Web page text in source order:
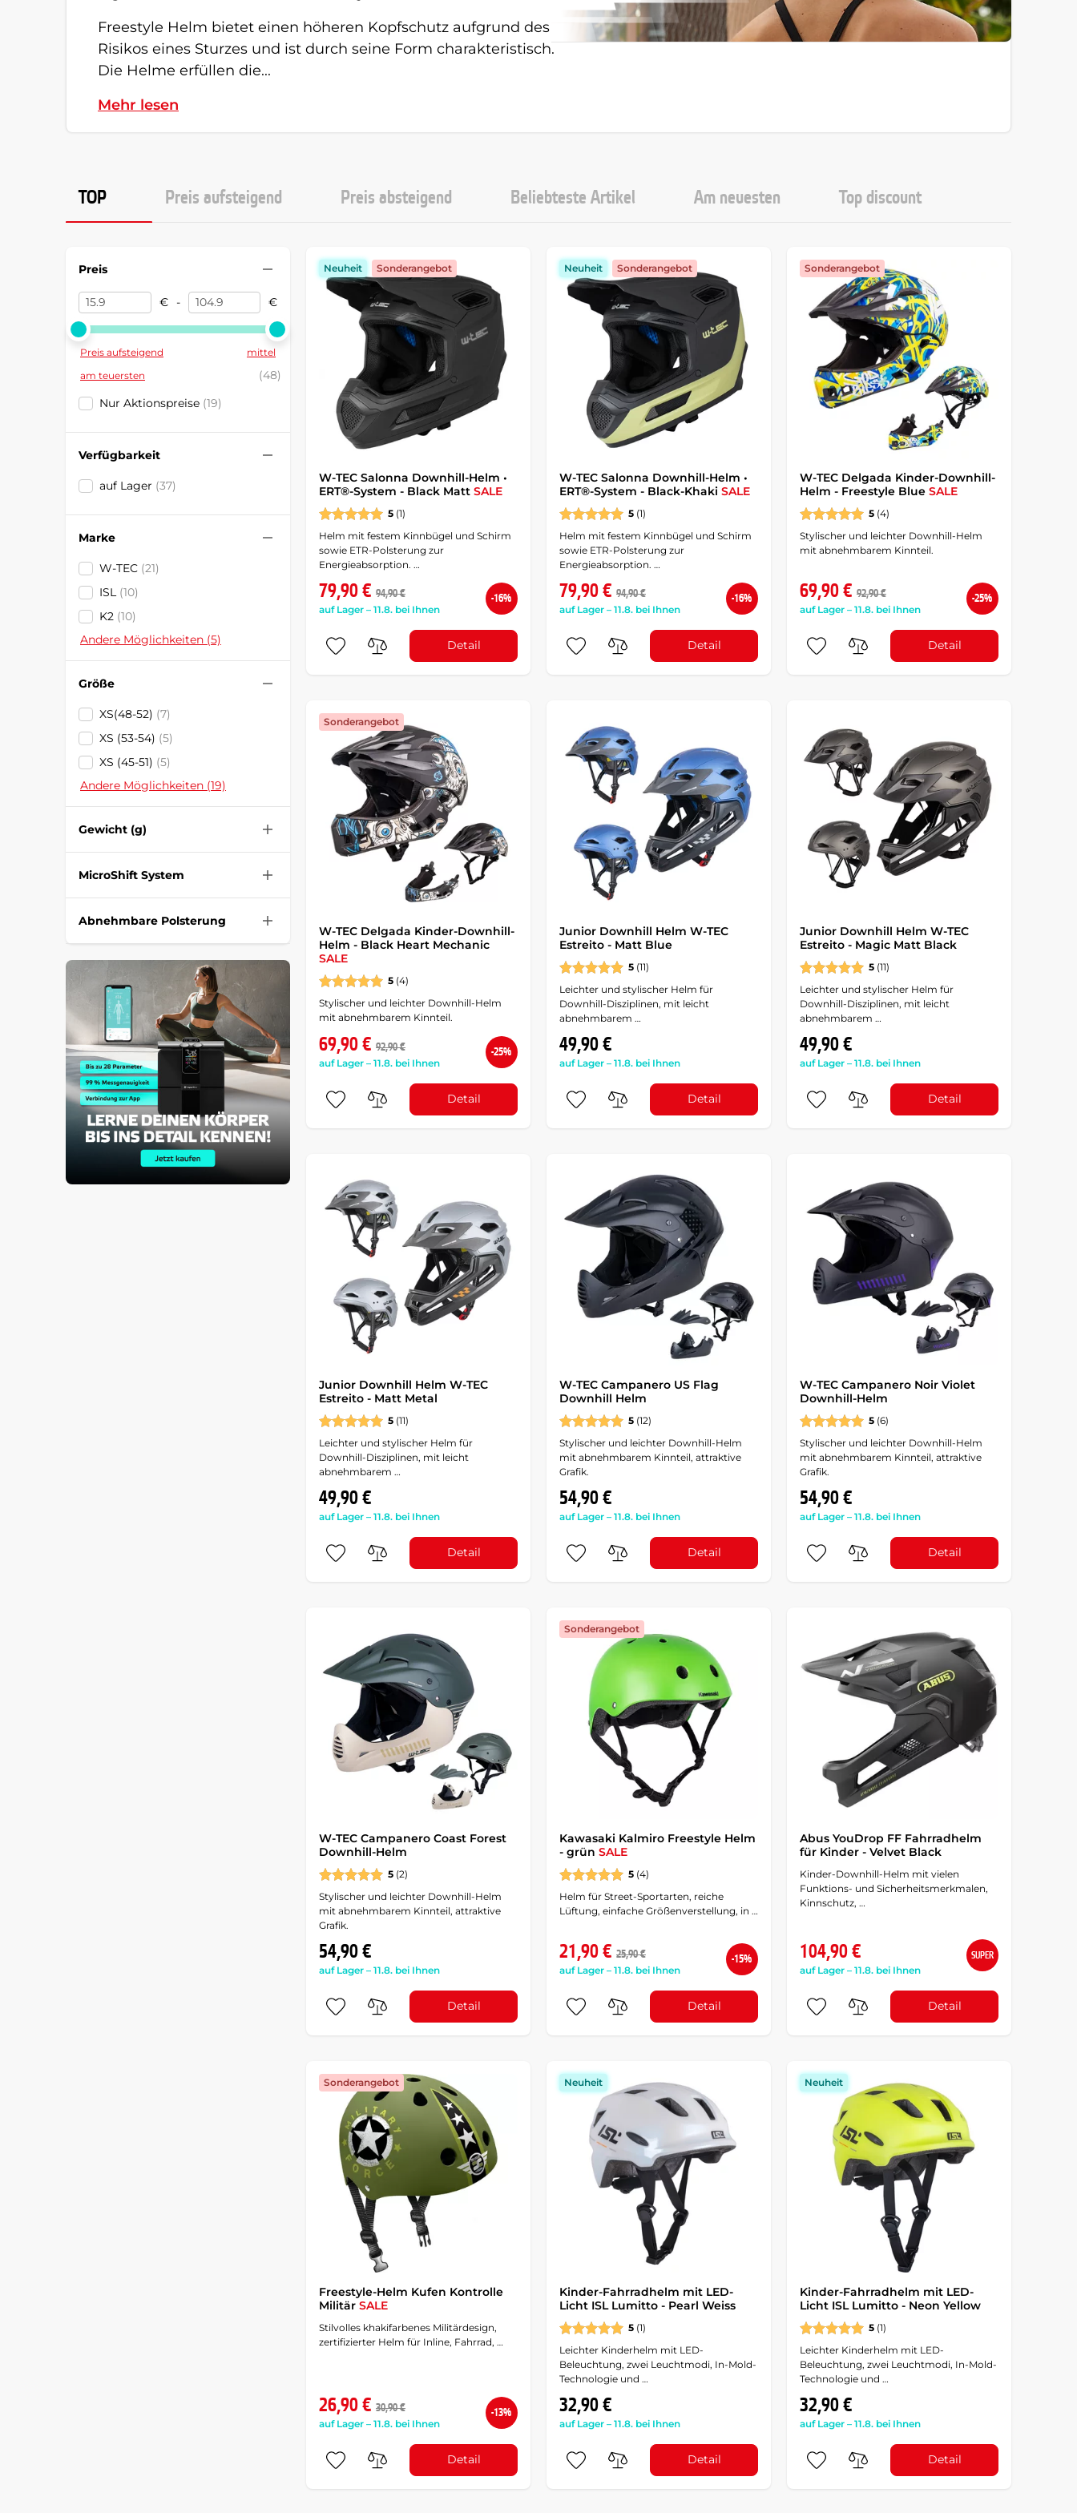
Freestyle Helm bietet einen höheren Kopfschutz aufgrund des
Risikos eines Sturzes und ist durch seine Form charakteristisch.
Die Helme erfüllen die...
Mehr lesen
TOP Preis aufsteigend Preis absteigend Beliebteste Artikel Am neuesten Top discount
Preis
€ - €
Preis aufsteigend
mittel
am teuersten
(48)
Nur Aktionspreise (19)
Verfügbarkeit
auf Lager (37)
Marke
W-TEC (21)
ISL (10)
K2 (10)
Andere Möglichkeiten (5)
Größe
XS(48-52) (7)
XS (53-54) (5)
XS (45-51) (5)
Andere Möglichkeiten (19)
Gewicht (g)
MicroShift System
Abnehmbare Polsterung
Neuheit Sonderangebot
W-TEC Salonna Downhill-Helm •
ERT®-System - Black Matt SALE
5 (1)
Helm mit festem Kinnbügel und Schirm
sowie ETR-Polsterung zur
Energieabsorption. …
79,90 € 94,90 €
auf Lager – 11.8. bei Ihnen
-16%
Detail
Neuheit Sonderangebot
W-TEC Salonna Downhill-Helm •
ERT®-System - Black-Khaki SALE
5(1)
Helm mit festem Kinnbügel und Schirm
sowie ETR-Polsterung zur
Energieabsorption. …
79,90 € 94,90 €
auf Lager – 11.8. bei Ihnen
-16%
Detail
Sonderangebot
W-TEC Delgada Kinder-Downhill-
Helm - Freestyle Blue SALE
5(4)
Stylischer und leichter Downhill-Helm
mit abnehmbarem Kinnteil.
69,90 € 92,90 €
auf Lager – 11.8. bei Ihnen
-25%
Detail
Sonderangebot
W-TEC Delgada Kinder-Downhill-
Helm - Black Heart Mechanic
SALE
5 (4)
Stylischer und leichter Downhill-Helm
mit abnehmbarem Kinnteil.
69,90 € 92,90 €
auf Lager – 11.8. bei Ihnen
-25%
Detail
Junior Downhill Helm W-TEC
Estreito - Matt Blue
5(11)
Leichter und stylischer Helm für
Downhill-Disziplinen, mit leicht
abnehmbarem …
49,90 €
auf Lager – 11.8. bei Ihnen
Detail
Junior Downhill Helm W-TEC
Estreito - Magic Matt Black
5(11)
Leichter und stylischer Helm für
Downhill-Disziplinen, mit leicht
abnehmbarem …
49,90 €
auf Lager – 11.8. bei Ihnen
Detail
Junior Downhill Helm W-TEC
Estreito - Matt Metal
5 (11)
Leichter und stylischer Helm für
Downhill-Disziplinen, mit leicht
abnehmbarem …
49,90 €
auf Lager – 11.8. bei Ihnen
Detail
W-TEC Campanero US Flag
Downhill Helm
5(12)
Stylischer und leichter Downhill-Helm
mit abnehmbarem Kinnteil, attraktive
Grafik.
54,90 €
auf Lager – 11.8. bei Ihnen
Detail
W-TEC Campanero Noir Violet
Downhill-Helm
5(6)
Stylischer und leichter Downhill-Helm
mit abnehmbarem Kinnteil, attraktive
Grafik.
54,90 €
auf Lager – 11.8. bei Ihnen
Detail
W-TEC Campanero Coast Forest
Downhill-Helm
5 (2)
Stylischer und leichter Downhill-Helm
mit abnehmbarem Kinnteil, attraktive
Grafik.
54,90 €
auf Lager – 11.8. bei Ihnen
Detail
Sonderangebot
Kawasaki Kalmiro Freestyle Helm
- grün SALE
5(4)
Helm für Street-Sportarten, reiche
Lüftung, einfache Größenverstellung, in …
21,90 € 25,90 €
auf Lager – 11.8. bei Ihnen
-15%
Detail
Abus YouDrop FF Fahrradhelm
für Kinder - Velvet Black
Kinder-Downhill-Helm mit vielen
Funktions- und Sicherheitsmerkmalen,
Kinnschutz, …
104,90 €
auf Lager – 11.8. bei Ihnen
SUPER
Detail
Sonderangebot
Freestyle-Helm Kufen Kontrolle
Militär SALE
Stilvolles khakifarbenes Militärdesign,
zertifizierter Helm für Inline, Fahrrad, …
26,90 € 30,90 €
auf Lager – 11.8. bei Ihnen
-13%
Detail
Neuheit
Kinder-Fahrradhelm mit LED-
Licht ISL Lumitto - Pearl Weiss
5(1)
Leichter Kinderhelm mit LED-
Beleuchtung, zwei Leuchtmodi, In-Mold-
Technologie und …
32,90 €
auf Lager – 11.8. bei Ihnen
Detail
Neuheit
Kinder-Fahrradhelm mit LED-
Licht ISL Lumitto - Neon Yellow
5(1)
Leichter Kinderhelm mit LED-
Beleuchtung, zwei Leuchtmodi, In-Mold-
Technologie und …
32,90 €
auf Lager – 11.8. bei Ihnen
Detail